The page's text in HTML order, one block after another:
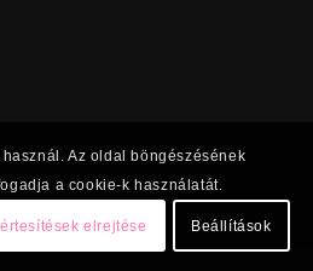
Az oldal böngészésének
a cookie-k használatát.
elrejtése Beállítások